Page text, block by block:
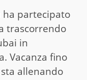
ha partecipato
trascorrendo
in
Vacanza fino
allenando